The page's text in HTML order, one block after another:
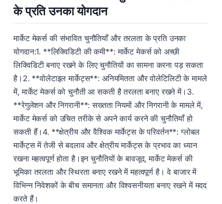
के प्रति उनका योगदान
मार्केट मेकर्स की संभावित चुनौतियाँ और तरलता के प्रति उनका
योगदान:1. **लिक्विडिटी की कमी**: मार्केट मेकर्स को अच्छी
लिक्विडिटी बनाए रखने के लिए चुनौतियों का सामना करना पड़ सकता
है।2. **वोलेटाइल मार्केट्स**: अनियमितता और वोलेटिलिटी के मामले
में, मार्केट मेकर्स को चुनौती आ सकती है तरलता बनाए रखने में।3.
**रेगुलेशन और निगरानी**: सख्तता नियमों और निगरानी के मामले में,
मार्केट मेकर्स को उचित तरीके से अपने कार्य करने की चुनौतियाँ हो
सकती हैं।4. **क्षेत्रीय और वैश्विक मार्केट्स के परिवर्तन**: ग्लोबल
मार्केट्स में तेजी से बदलाव और क्षेत्रीय मार्केट्स के प्रभाव का ध्यान
रखना महत्वपूर्ण होता है।इन चुनौतियों के बावजूद, मार्केट मेकर्स की
भूमिका तरलता और स्थिरता बनाए रखने में महत्वपूर्ण है। वे बाजार में
विभिन्न निवेशकों के बीच समानता और विश्वसनीयता बनाए रखने में मदद
करते हैं।